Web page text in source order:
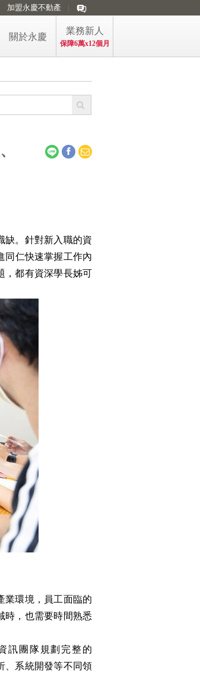
加盟永慶不動產
關於永慶
業務新人
保障6萬x12個月
缺。針對新入職的資
同仁快速掌握工作內
，都有資深學長姊可
業環境，員工面臨的
時，也需要時間熟悉
訊團隊規劃完整的
、系統開發等不同領